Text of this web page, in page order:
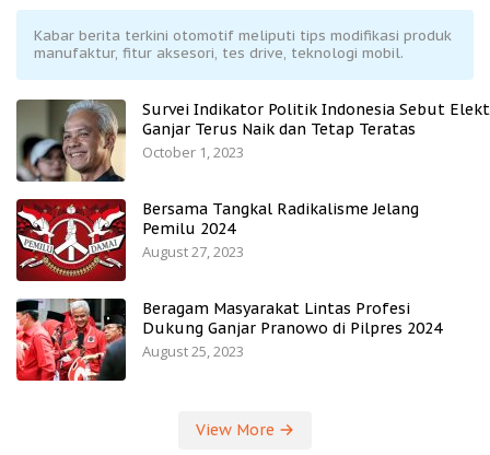
Kabar berita terkini otomotif meliputi tips modifikasi produk
manufaktur, fitur aksesori, tes drive, teknologi mobil.
Survei Indikator Politik Indonesia Sebut
Ganjar Terus Naik dan Tetap Teratas
October 1, 2023
Bersama Tangkal Radikalisme Jelang
Pemilu 2024
August 27, 2023
Beragam Masyarakat Lintas Profesi
Dukung Ganjar Pranowo di Pilpres 2024
August 25, 2023
View More